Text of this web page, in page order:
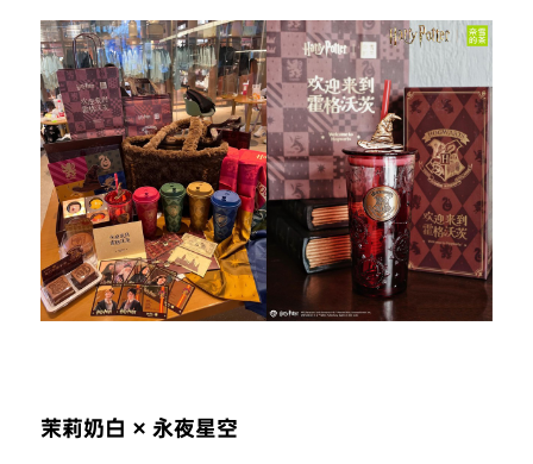
茉莉奶白 × 永夜星空